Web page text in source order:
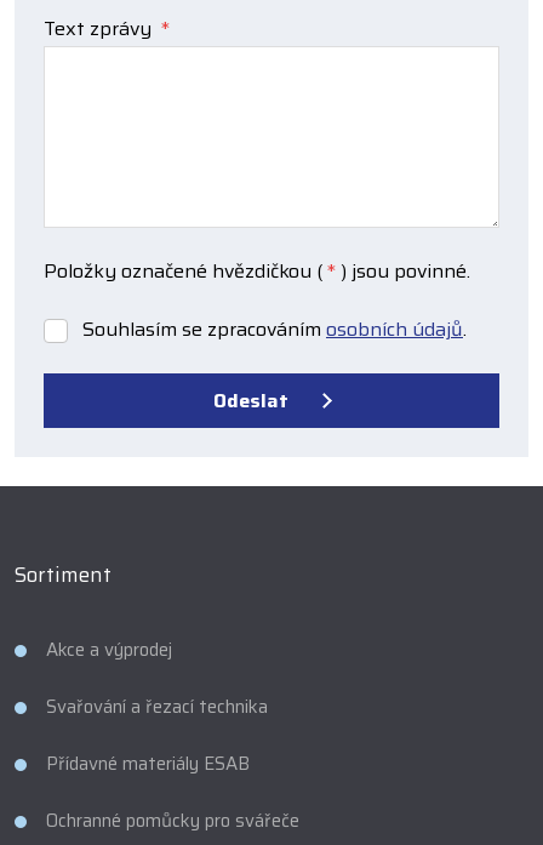
Text zprávy *
Položky označené hvězdičkou (* ) jsou povinné.
Souhlasím
údajů.
Souhlasím se zpracováním osobních údajů.
Odeslat
se
Sortiment
Akce a výprodej
Svařování a řezací technika
Přídavné materiály ESAB
Ochranné pomůcky pro svářeče